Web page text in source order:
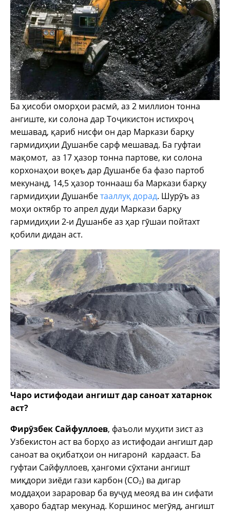
Ба ҳисоби оморҳои расмӣ, аз 2 миллион тонна
ангиште, ки солона дар Тоҷикистон истихроҷ
мешавад, қариб нисфи он дар Маркази барқу
гармидиҳии Душанбе сарф мешавад. Ба гуфтаи
мақомот, аз 17 ҳазор тонна партове, ки солона
корхонаҳои воқеъ дар Душанбе ба фазо партоб
мекунанд, 14,5 ҳазор тоннааш ба Маркази барқу
гармидиҳии Душанбетааллуқ дорад. Шурӯъ аз
моҳи октябр то апрел дуди Маркази барқу
гармидиҳии 2-и Душанбе аз ҳар гӯшаи пойтахт
қобили дидан аст.
Чаро истифодаи ангишт дар саноат хатарнок
аст?
Фирӯзбек Сайфуллоев, фаъоли муҳити зист аз
Узбекистон аст ва борҳо аз истифодаи ангишт дар
саноат ва оқибатҳои он нигаронӣ кардааст. Ба
гуфтаи Сайфуллоев, ҳангоми сӯхтани ангишт
миқдори зиёди гази карбон (CO₂) ва дигар
моддаҳои зараровар ба вуҷуд меояд ва ин сифати
ҳаворо бадтар мекунад. Коршинос мегӯяд, ангишт